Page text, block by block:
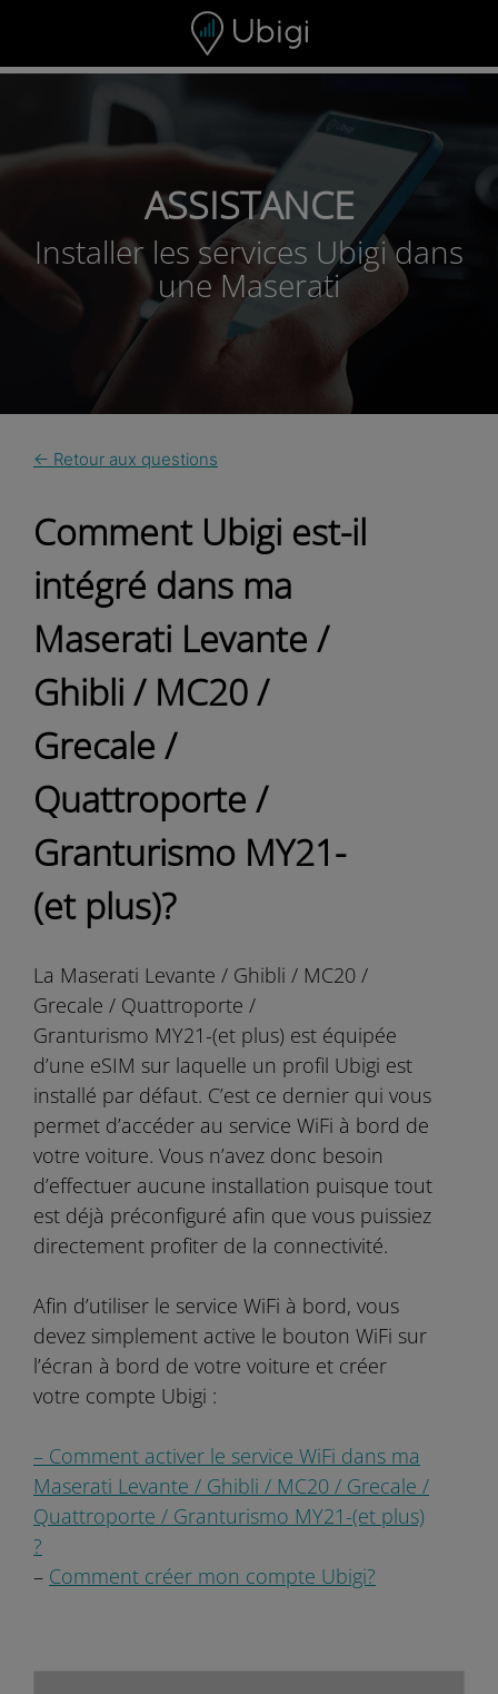
ASSISTANCE
Installer les services Ubigi dans
une Maserati
← Retour aux questions
Comment Ubigi est-il
intégré dans ma
Maserati Levante /
Ghibli / MC20 /
Grecale /
Quattroporte /
Granturismo MY21-
(et plus)?
La Maserati Levante / Ghibli / MC20 /
Grecale / Quattroporte /
Granturismo MY21-(et plus) est équipée
d’une eSIM sur laquelle un profil Ubigi est
installé par défaut. C’est ce dernier qui vous
permet d’accéder au service WiFi à bord de
votre voiture. Vous n’avez donc besoin
d’effectuer aucune installation puisque tout
est déjà préconfiguré afin que vous puissiez
directement profiter de la connectivité.
Afin d’utiliser le service WiFi à bord, vous
devez simplement active le bouton WiFi sur
l’écran à bord de votre voiture et créer
votre compte Ubigi :
– Comment activer le service WiFi dans ma
Maserati Levante / Ghibli / MC20 / Grecale /
Quattroporte / Granturismo MY21-(et plus)
?
– Comment créer mon compte Ubigi?